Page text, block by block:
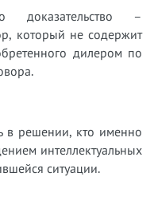
доказательство –
который не содержит
дилером по
в решении, кто именно
интеллектуальных
ситуации.